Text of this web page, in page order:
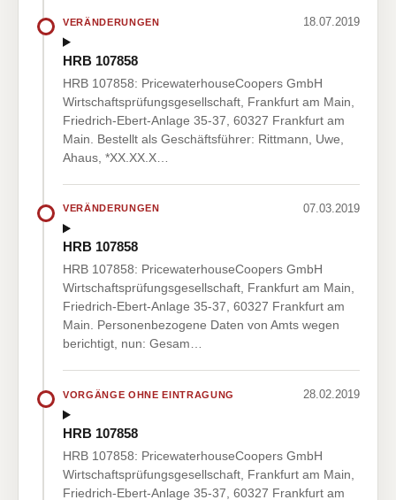
VERÄNDERUNGEN 18.07.2019
HRB 107858
HRB 107858: PricewaterhouseCoopers GmbH
Wirtschaftsprüfungsgesellschaft, Frankfurt am Main,
Friedrich-Ebert-Anlage 35-37, 60327 Frankfurt am
Main. Bestellt als Geschäftsführer: Rittmann, Uwe,
Ahaus, *XX.XX.X…
VERÄNDERUNGEN 07.03.2019
HRB 107858
HRB 107858: PricewaterhouseCoopers GmbH
Wirtschaftsprüfungsgesellschaft, Frankfurt am Main,
Friedrich-Ebert-Anlage 35-37, 60327 Frankfurt am
Main. Personenbezogene Daten von Amts wegen
berichtigt, nun: Gesam…
VORGÄNGE OHNE EINTRAGUNG 28.02.2019
HRB 107858
HRB 107858: PricewaterhouseCoopers GmbH
Wirtschaftsprüfungsgesellschaft, Frankfurt am Main,
Friedrich-Ebert-Anlage 35-37, 60327 Frankfurt am